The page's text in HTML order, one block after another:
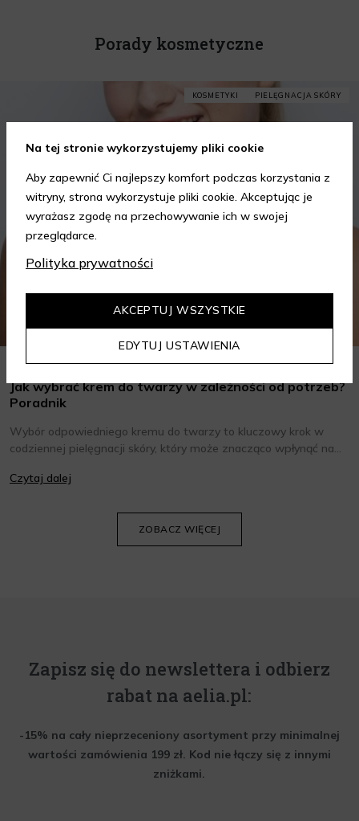
Porady kosmetyczne
KOSMETYKI PIELĘGNACJA SKÓRY
Jak wybrać krem do twarzy w zależności od potrzeb?
Poradnik
Wybór odpowiedniego kremu do twarzy to kluczowy krok w
codziennej pielęgnacji skóry, który może znacząco wpłynąć na
oraz wiedzieć, jak dopasować je do potrzeb własnej skóry.
Czytaj dalej
ZOBACZ WIĘCEJ
Zapisz się do newslettera i odbierz
rabat na aelia.pl:
-15% na cały nieprzeceniony asortyment przy minimalnej
wartości zamówienia 199 zł. Kod nie łączy się z innymi
zniżkami.
Na tej stronie wykorzystujemy pliki cookie
Aby zapewnić Ci najlepszy komfort podczas korzystania z
witryny, strona wykorzystuje pliki cookie. Akceptując je
wyrażasz zgodę na przechowywanie ich w swojej
przeglądarce.
Polityka prywatności
EDYTUJ USTAWIENIA
AKCEPTUJ WSZYSTKIE